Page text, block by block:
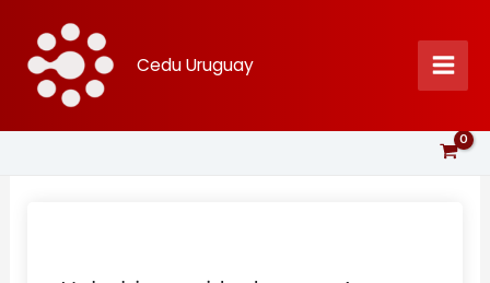
contenido
Cedu Uruguay